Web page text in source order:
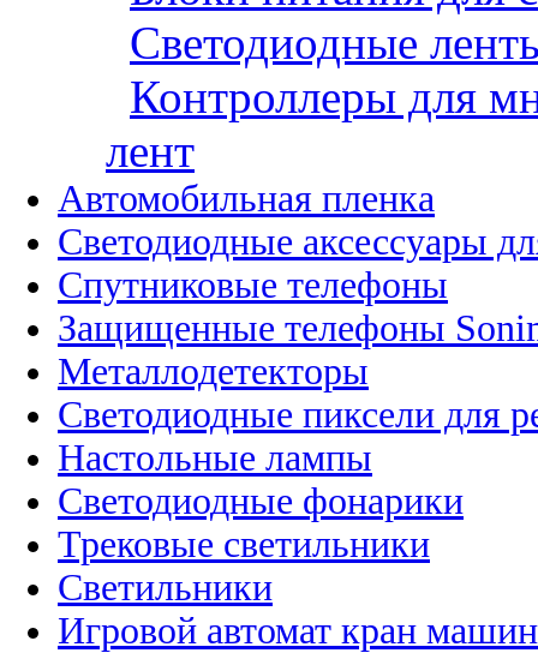
Светодиодные
Контроллеры для
лент
Автомобильная пленка
Светодиодные аксессуары
Спутниковые телефоны
Защищенные телефоны
Металлодетекторы
Светодиодные пиксели для
Настольные лампы
Светодиодные фонарики
Трековые светильники
Светильники
Игровой автомат кран